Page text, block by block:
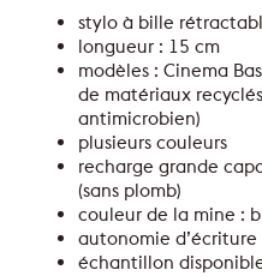
stylo à bille
longueur : 15 cm
modèles : Cinema
de matériaux
antimicrobien)
plusieurs couleurs
recharge grande
(sans plomb)
couleur de la mine :
autonomie d’écriture
échantillon